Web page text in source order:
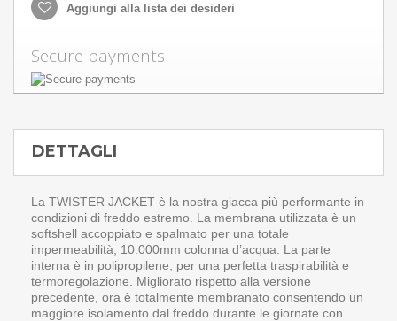
Aggiungi alla lista dei desideri
Secure payments
DETTAGLI
La TWISTER JACKET è la nostra giacca più performante in
condizioni di freddo estremo. La membrana utilizzata è un
softshell accoppiato e spalmato per una totale
impermeabilità, 10.000mm colonna d’acqua. La parte
interna è in polipropilene, per una perfetta traspirabilità e
termoregolazione. Migliorato rispetto alla versione
precedente, ora è totalmente membranato consentendo un
maggiore isolamento dal freddo durante le giornate con